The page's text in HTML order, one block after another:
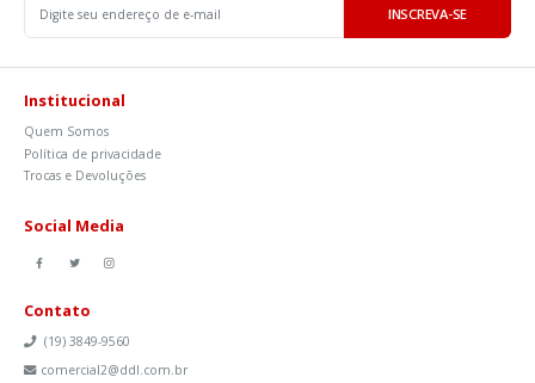
INSCREVA-SE
Institucional
Quem Somos
Política de privacidade
Trocas e Devoluções
Social Media
Contato
(19) 3849-9560
comercial2@ddl.com.br